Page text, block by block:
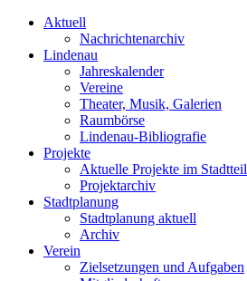
Aktuell
Nachrichtenarchiv
Lindenau
Jahreskalender
Vereine
Theater, Musik, Galerien
Raumbörse
Lindenau-Bibliografie
Projekte
Aktuelle Projekte im Stadtteil
Projektarchiv
Stadtplanung
Stadtplanung aktuell
Archiv
Verein
Zielsetzungen und Aufgaben